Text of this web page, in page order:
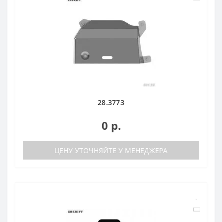
28.3773
0 р.
ЦЕНУ УТОЧНЯЙТЕ У МЕНЕДЖЕРА